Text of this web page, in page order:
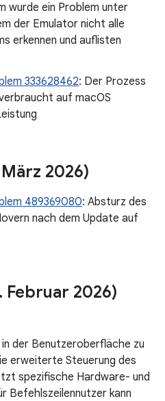
wurde ein Problem unter
der Emulator nicht alle
erkennen und auflisten
333628462: Der Prozess
auf macOS
März 2026)
489369080: Absturz des
nach dem Update auf
. Februar 2026)
in der Benutzeroberfläche zu
erweiterte Steuerung des
spezifische Hardware- und
Befehlszeilennutzer kann